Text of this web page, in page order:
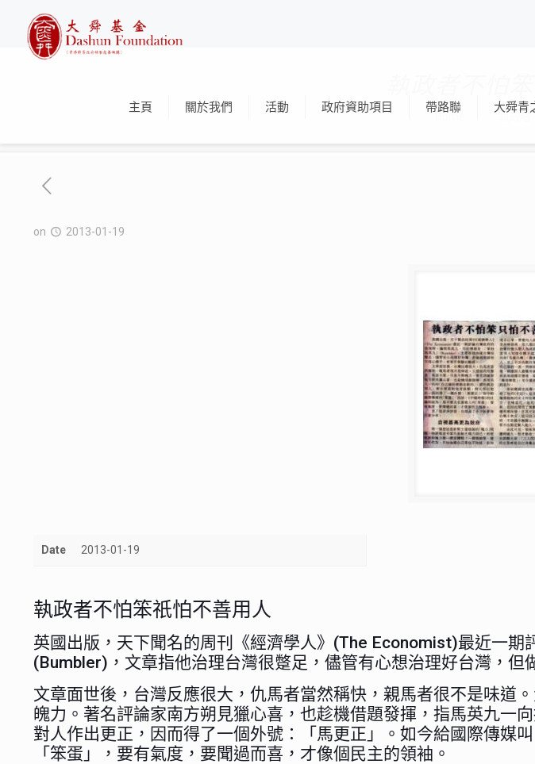
主頁 關於我們 活動 政府資助項目 帶路聯 大舜青
Home 執政
on 2013-01-19
Date 2013-01-19
執政者不怕笨祇怕不善用人
英國出版，天下聞名的周刊《經濟學人》(The Economist)最近一期
(Bumbler)，文章指他治理台灣很蹩足，儘管有心想治理好台灣，但
文章面世後，台灣反應很大，仇馬者當然稱快，親馬者很不是味道
魄力。著名評論家南方朔見獵心喜，也趁機借題發揮，指馬英九一
對人作出更正，因而得了一個外號：「馬更正」。如今給國際傳媒
「笨蛋」，要有氣度，要聞過而喜，才像個民主的領袖。